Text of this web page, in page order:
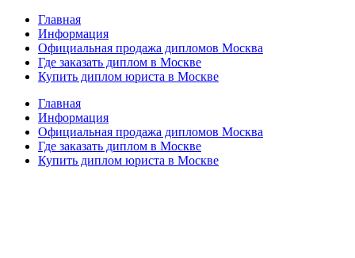
Главная
Информация
Официальная продажа дипломов Москва
Где заказать диплом в Москве
Купить диплом юриста в Москве
Главная
Информация
Официальная продажа дипломов Москва
Где заказать диплом в Москве
Купить диплом юриста в Москве